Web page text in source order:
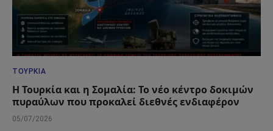
ΤΟΥΡΚΊΑ
Η Τουρκία και η Σομαλία: Το νέο κέντρο δοκιμών
πυραύλων που προκαλεί διεθνές ενδιαφέρον
05/07/2026